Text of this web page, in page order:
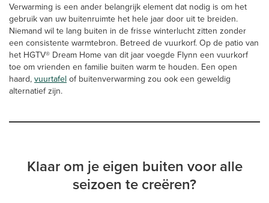
Verwarming is een ander belangrijk element dat nodig is om het
gebruik van uw buitenruimte het hele jaar door uit te breiden.
Niemand wil te lang buiten in de frisse winterlucht zitten zonder
een consistente warmtebron. Betreed de vuurkorf. Op de patio van
het HGTV® Dream Home van dit jaar voegde Flynn een vuurkorf
toe om vrienden en familie buiten warm te houden. Een open
haard,vuurtafelof buitenverwarming zou ook een geweldig
alternatief zijn.
Klaar om je eigen buiten voor alle
seizoen te creëren?